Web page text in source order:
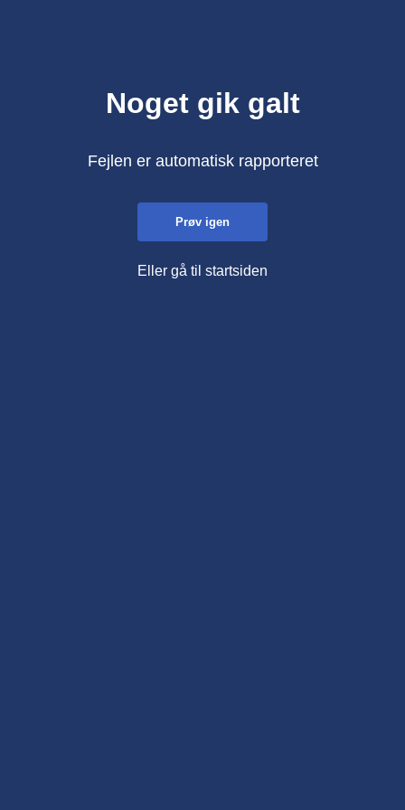
Noget gik galt
Fejlen er automatisk rapporteret
Prøv igen
Eller gå til startsiden